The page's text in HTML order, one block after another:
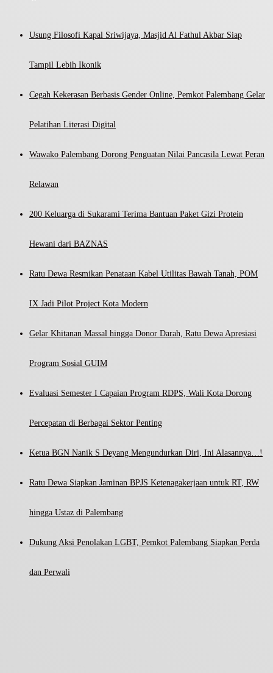
Usung Filosofi Kapal Sriwijaya, Masjid Al Fathul Akbar Siap
Tampil Lebih Ikonik
Cegah Kekerasan Berbasis Gender Online, Pemkot Palembang Gelar
Pelatihan Literasi Digital
Wawako Palembang Dorong Penguatan Nilai Pancasila Lewat Peran
Relawan
200 Keluarga di Sukarami Terima Bantuan Paket Gizi Protein
Hewani dari BAZNAS
Ratu Dewa Resmikan Penataan Kabel Utilitas Bawah Tanah, POM
IX Jadi Pilot Project Kota Modern
Gelar Khitanan Massal hingga Donor Darah, Ratu Dewa Apresiasi
Program Sosial GUIM
Evaluasi Semester I Capaian Program RDPS, Wali Kota Dorong
Percepatan di Berbagai Sektor Penting
Ketua BGN Nanik S Deyang Mengundurkan Diri, Ini Alasannya…!
Ratu Dewa Siapkan Jaminan BPJS Ketenagakerjaan untuk RT, RW
hingga Ustaz di Palembang
Dukung Aksi Penolakan LGBT, Pemkot Palembang Siapkan Perda
dan Perwali